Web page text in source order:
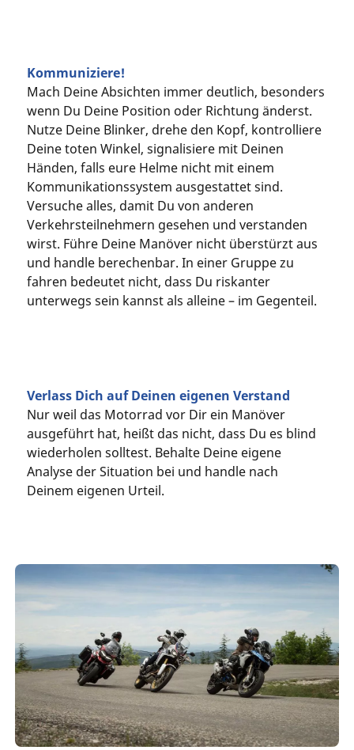
Kommuniziere!
Mach Deine Absichten immer deutlich, besonders
wenn Du Deine Position oder Richtung änderst.
Nutze Deine Blinker, drehe den Kopf, kontrolliere
Deine toten Winkel, signalisiere mit Deinen
Händen, falls eure Helme nicht mit einem
Kommunikationssystem ausgestattet sind.
Versuche alles, damit Du von anderen
Verkehrsteilnehmern gesehen und verstanden
wirst. Führe Deine Manöver nicht überstürzt aus
und handle berechenbar. In einer Gruppe zu
fahren bedeutet nicht, dass Du riskanter
unterwegs sein kannst als alleine – im Gegenteil.
Verlass Dich auf Deinen eigenen Verstand
Nur weil das Motorrad vor Dir ein Manöver
ausgeführt hat, heißt das nicht, dass Du es blind
wiederholen solltest. Behalte Deine eigene
Analyse der Situation bei und handle nach
Deinem eigenen Urteil.